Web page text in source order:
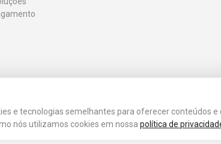
e tecnologias semelhantes para oferecer conteúdos
nós utilizamos cookies em nossa política de